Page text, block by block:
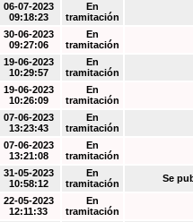
06-07-2023
09:18:23
En
tramitación
30-06-2023
09:27:06
En
tramitación
19-06-2023
10:29:57
En
tramitación
19-06-2023
10:26:09
En
tramitación
07-06-2023
13:23:43
En
tramitación
07-06-2023
13:21:08
En
tramitación
31-05-2023
10:58:12
En
tramitación
Se
22-05-2023
12:11:33
En
tramitación